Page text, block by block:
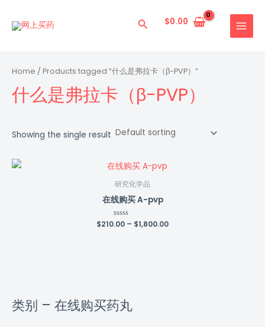
搜
$0.00
MENU
类别 – 在线购买药丸
Home / Products tagged “什么是弗拉卡（β-PVP）”
什么是弗拉卡（β-PVP）
Showing the single result
研究化学品
在线购买 A-pvp
Rated
$210.00 – $1,800.00